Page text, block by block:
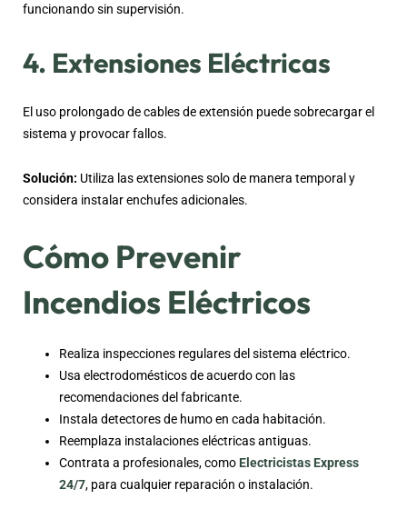
funcionando sin supervisión.
4. Extensiones Eléctricas
El uso prolongado de cables de extensión puede sobrecargar el
sistema y provocar fallos.
Solución: Utiliza las extensiones solo de manera temporal y
considera instalar enchufes adicionales.
Cómo Prevenir
Incendios Eléctricos
Realiza inspecciones regulares del sistema eléctrico.
Usa electrodomésticos de acuerdo con las
recomendaciones del fabricante.
Instala detectores de humo en cada habitación.
Reemplaza instalaciones eléctricas antiguas.
Contrata a profesionales, como Electricistas Express
24/7, para cualquier reparación o instalación.